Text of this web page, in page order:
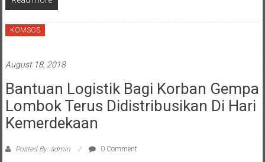
KOMSOS
August 18, 2018
Bantuan Logistik Bagi Korban Gempa
Lombok Terus Didistribusikan Di Hari
Kemerdekaan
Posted By: admin 0 Comment